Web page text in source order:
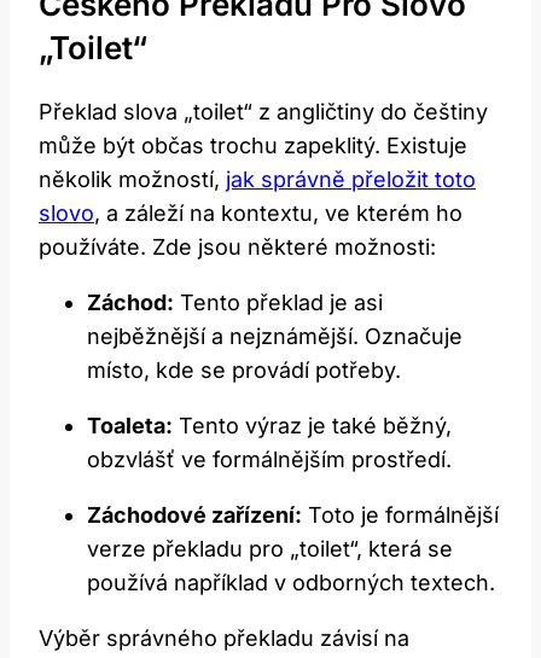
„toilet“
Překlad slova „toilet“ z angličtiny do češtiny
může být občas trochu zapeklitý. Existuje
několik možností, jak správně přeložit toto
slovo, a záleží na kontextu, ve kterém ho
používáte. Zde jsou některé možnosti:
Záchod: Tento překlad je asi
nejběžnější a nejznámější. Označuje
místo, kde se provádí potřeby.
Toaleta: Tento výraz je také běžný,
obzvlášť ve formálnějším prostředí.
Záchodové zařízení: Toto je formálnější
verze překladu pro „toilet“, která se
používá například v odborných textech.
Výběr správného překladu závisí na